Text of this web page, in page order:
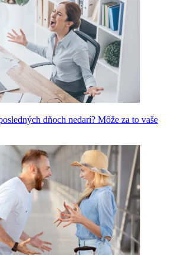
dňoch nedarí? Môže za to vaše